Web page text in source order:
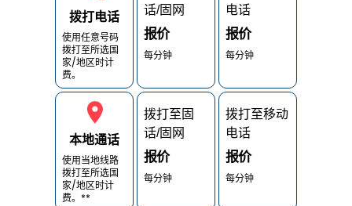
拨打电话
使用任意号码
拨打至所选国
家/地区时计
费。
本地通话
使用当地线路
拨打至所选国
家/地区时计
费。**
话/固网
报价
每分钟
拨打至固
话/固网
报价
每分钟
电话
报价
每分钟
拨打至移动
电话
报价
每分钟